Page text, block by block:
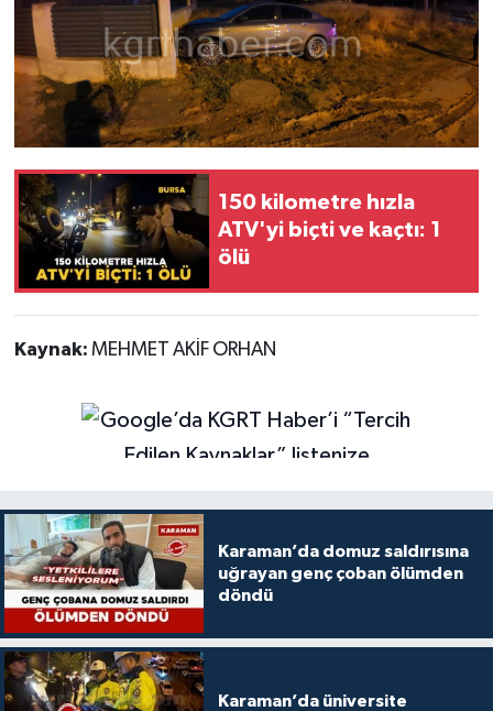
150 kilometre hızla
ATV'yi biçti ve kaçtı: 1
ölü
Kaynak: MEHMET AKİF ORHAN
Karaman’da domuz saldırısına
uğrayan genç çoban ölümden
döndü
Karaman’da üniversite